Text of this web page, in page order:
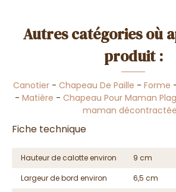
Autres catégories où
produit :
Canotier- Chapeau De Paille - Forme
- Matière - Chapeau Pour Maman
maman décontractée
Fiche technique
Hauteur de calotte environ
9 cm
Largeur de bord environ
6,5 cm